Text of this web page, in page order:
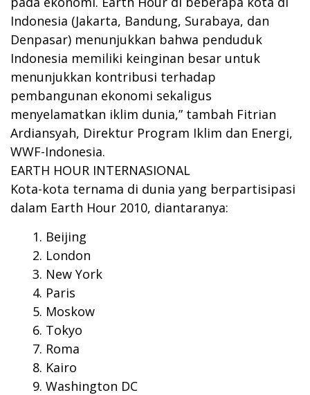
Indonesia (Jakarta, Bandung, Surabaya, dan
Denpasar) menunjukkan bahwa penduduk
Indonesia memiliki keinginan besar untuk
menunjukkan kontribusi terhadap
pembangunan ekonomi sekaligus
menyelamatkan iklim dunia,” tambah Fitrian
Ardiansyah, Direktur Program Iklim dan Energi,
WWF-Indonesia.
EARTH HOUR INTERNASIONAL
Kota-kota ternama di dunia yang berpartisipasi
dalam Earth Hour 2010, diantaranya:
Beijing
London
New York
Paris
Moskow
Tokyo
Roma
Kairo
Washington DC